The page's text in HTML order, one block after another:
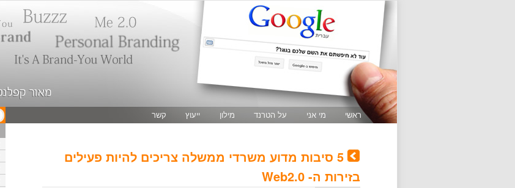
ראשי מי אני על הטרנד מילון ייעוץ קשר
5 סיבות מדוע משרדי ממשלה צריכים להיות פעילים
בזירות ה- Web2.0